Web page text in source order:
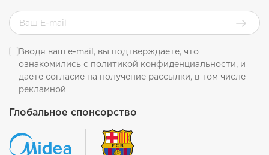
Глобальное спонсорство
Вводя ваш e-mail, вы подтверждаете, что
ознакомились с политикой конфиденциальности, и
даете согласие на получение рассылки, в том числе
рекламной